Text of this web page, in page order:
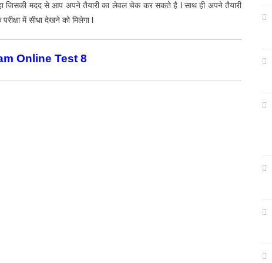
जिसकी मदद से आप अपने तैयारी का लेवल चेक कर सकते है l साथ ही अपने तैयारी
में सीधा देखने को मिलेगा l
Online Test 8